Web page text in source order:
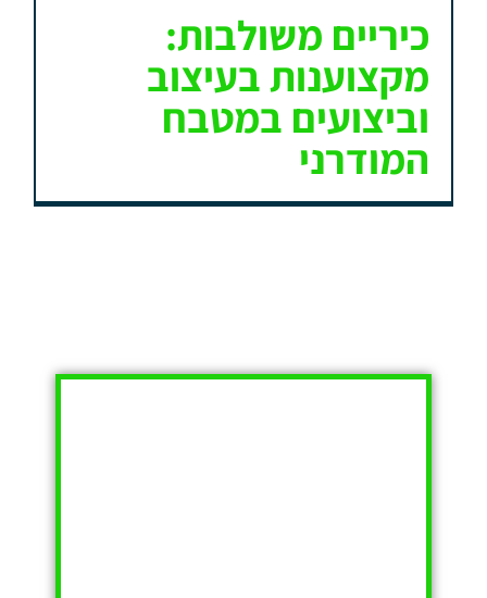
כיריים משולבות:
מקצוענות בעיצוב
וביצועים במטבח
המודרני